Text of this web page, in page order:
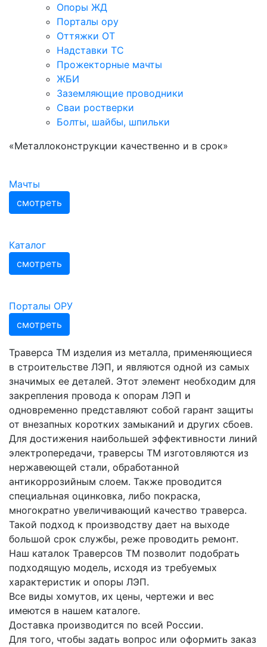
Опоры ЖД
Порталы ору
Оттяжки ОТ
Надставки ТС
Прожекторные мачты
ЖБИ
Заземляющие проводники
Сваи ростверки
Болты, шайбы, шпильки
«Металлоконструкции качественно и в срок»
Мачты
смотреть
Каталог
смотреть
Порталы ОРУ
смотреть
Траверса ТМ изделия из металла, применяющиеся
в строительстве ЛЭП, и являются одной из самых
значимых ее деталей. Этот элемент необходим для
закрепления провода к опорам ЛЭП и
одновременно представляют собой гарант защиты
от внезапных коротких замыканий и других сбоев.
Для достижения наибольшей эффективности линий
электропередачи, траверсы ТМ изготовляются из
нержавеющей стали, обработанной
антикоррозийным слоем. Также проводится
специальная оцинковка, либо покраска,
многократно увеличивающий качество траверса.
Такой подход к производству дает на выходе
большой срок службы, реже проводить ремонт.
Наш каталок Траверсов ТМ позволит подобрать
подходящую модель, исходя из требуемых
характеристик и опоры ЛЭП.
Все виды хомутов, их цены, чертежи и вес
имеются в нашем каталоге.
Доставка производится по всей России.
Для того, чтобы задать вопрос или оформить заказ